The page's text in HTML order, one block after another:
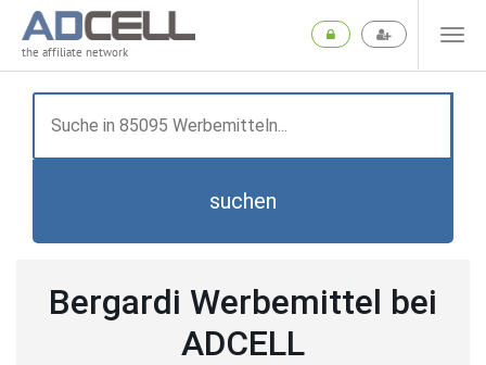
the affiliate network
suchen
Bergardi Werbemittel bei
ADCELL